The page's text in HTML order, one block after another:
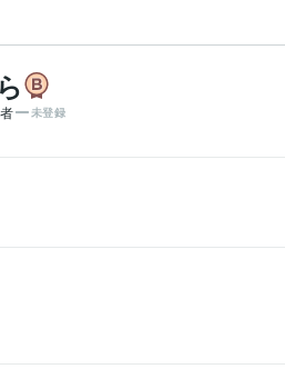
未登録